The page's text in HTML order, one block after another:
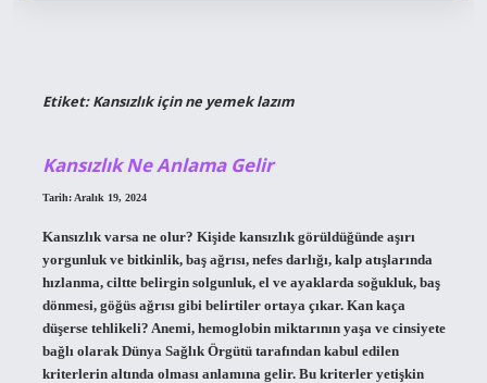
Etiket:Kansızlık için ne yemek lazım
Kansızlık Ne Anlama Gelir
Tarih: Aralık 19, 2024
Kansızlık varsa ne olur? Kişide kansızlık görüldüğünde aşırı
yorgunluk ve bitkinlik, baş ağrısı, nefes darlığı, kalp atışlarında
hızlanma, ciltte belirgin solgunluk, el ve ayaklarda soğukluk, baş
dönmesi, göğüs ağrısı gibi belirtiler ortaya çıkar. Kan kaça
düşerse tehlikeli? Anemi, hemoglobin miktarının yaşa ve cinsiyete
bağlı olarak Dünya Sağlık Örgütü tarafından kabul edilen
kriterlerin altında olması anlamına gelir. Bu kriterler yetişkin